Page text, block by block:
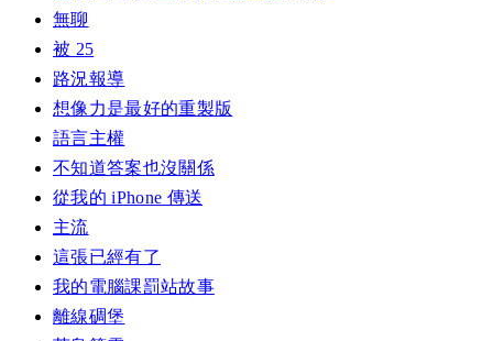
無聊
被 25
路況報導
想像力是最好的重製版
語言主權
不知道答案也沒關係
從我的 iPhone 傳送
主流
這張已經有了
我的電腦課罰站故事
離線碉堡